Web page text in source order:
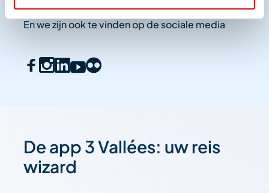
En we zijn ook te vinden op de sociale media
De app 3 Vallées: uw reis
wizard